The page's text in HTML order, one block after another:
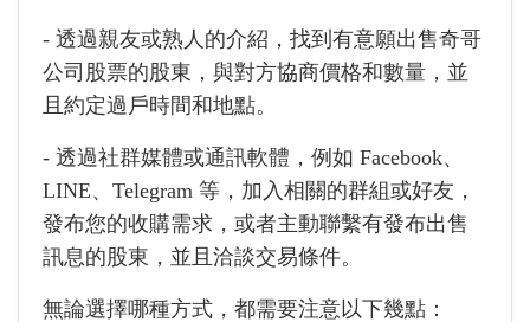
- 透過親友或熟人的介紹，找到有意願出售奇哥
公司股票的股東，與對方協商價格和數量，並
且約定過戶時間和地點。
- 透過社群媒體或通訊軟體，例如 Facebook、
LINE、Telegram 等，加入相關的群組或好友，
發布您的收購需求，或者主動聯繫有發布出售
訊息的股東，並且洽談交易條件。
無論選擇哪種方式，都需要注意以下幾點：